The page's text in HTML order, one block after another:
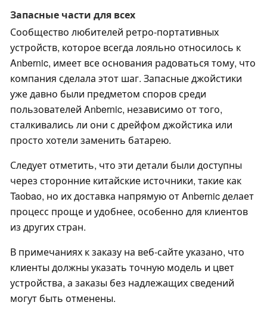
Запасные части для всех
Сообщество любителей ретро-портативных
устройств, которое всегда лояльно относилось к
Anbernic, имеет все основания радоваться тому, что
компания сделала этот шаг. Запасные джойстики
уже давно были предметом споров среди
пользователей Anbernic, независимо от того,
сталкивались ли они с дрейфом джойстика или
просто хотели заменить батарею.
Следует отметить, что эти детали были доступны
через сторонние китайские источники, такие как
Taobao, но их доставка напрямую от Anbernic делает
процесс проще и удобнее, особенно для клиентов
из других стран.
В примечаниях к заказу на веб-сайте указано, что
клиенты должны указать точную модель и цвет
устройства, а заказы без надлежащих сведений
могут быть отменены.